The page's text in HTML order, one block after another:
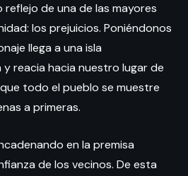
reflejo de una de las mayores
los prejuicios. Poniéndonos
llega a una isla
reacia hacia nuestro lugar de
todo el pueblo se muestre
a primeras.
en la premisa
de los vecinos. De esta